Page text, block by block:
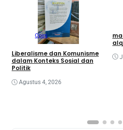
Opini
Liberalisme dan Komunisme
dalam Konteks Sosial dan
Politik
Agustus 4, 2026